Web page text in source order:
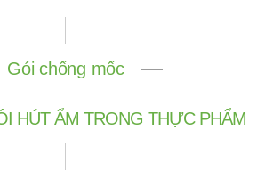
Gói chống mốc
HÚT ẨM TRONG THỰC PHẨM